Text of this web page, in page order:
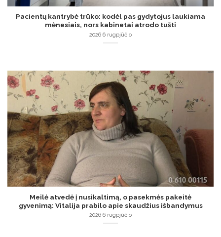
Pacientų kantrybė trūko: kodėl pas gydytojus laukiama
mėnesiais, nors kabinetai atrodo tušti
2026 6 rugpjūčio
Meilė atvedė į nusikaltimą, o pasekmės pakeitė
gyvenimą: Vitalija prabilo apie skaudžius išbandymus
2026 6 rugpjūčio